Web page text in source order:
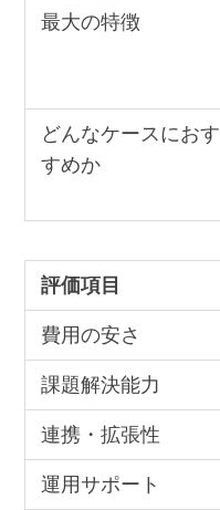
最大の特徴
どんなケースにおす
すめか
評価項目
費用の安さ
課題解決能力
連携・拡張性
運用サポート